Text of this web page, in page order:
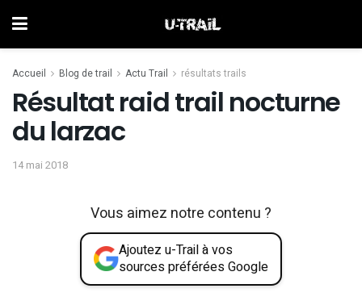
Accueil Blog de trail Actu Trail résultats trails
Résultat raid trail nocturne
du larzac
14 mai 2018
Vous aimez notre contenu ?
Ajoutez u-Trail à vos
sources préférées Google